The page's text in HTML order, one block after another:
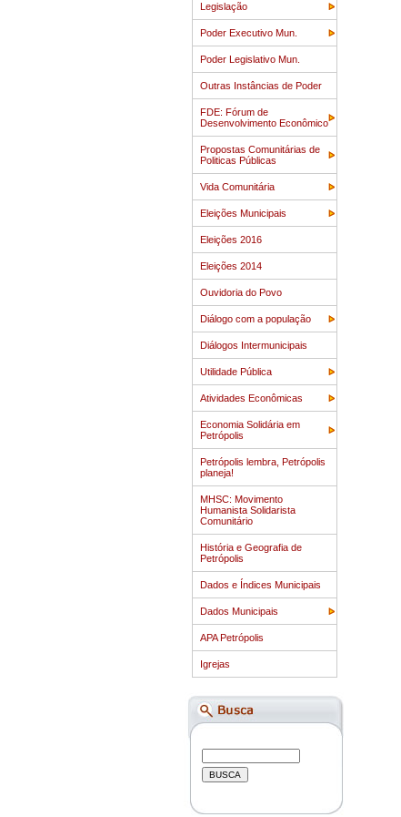
Legislação
Poder Executivo Mun.
Poder Legislativo Mun.
Outras Instâncias de Poder
FDE: Fórum de
Desenvolvimento Econômico
Propostas Comunitárias de
Politicas Públicas
Vida Comunitária
Eleições Municipais
Eleições 2016
Eleições 2014
Ouvidoria do Povo
Diálogo com a população
Diálogos Intermunicipais
Utilidade Pública
Atividades Econômicas
Economia Solidária em
Petrópolis
Petrópolis lembra, Petrópolis
planeja!
MHSC: Movimento
Humanista Solidarista
Comunitário
História e Geografia de
Petrópolis
Dados e Índices Municipais
Dados Municipais
APA Petrópolis
Igrejas